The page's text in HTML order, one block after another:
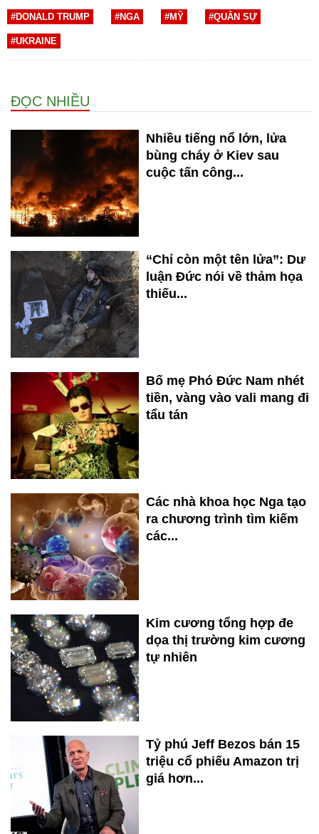
#DONALD TRUMP #NGA #MỸ #QUÂN SỰ
#UKRAINE
ĐỌC NHIỀU
Nhiều tiếng nổ lớn, lửa
bùng cháy ở Kiev sau
cuộc tấn công...
“Chỉ còn một tên lửa”: Dư
luận Đức nói về thảm họa
thiếu...
Bố mẹ Phó Đức Nam nhét
tiền, vàng vào vali mang đi
tẩu tán
Các nhà khoa học Nga tạo
ra chương trình tìm kiếm
các...
Kim cương tổng hợp đe
dọa thị trường kim cương
tự nhiên
Tỷ phú Jeff Bezos bán 15
triệu cổ phiếu Amazon trị
giá hơn...